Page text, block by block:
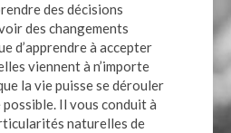
des décisions
des changements
d’apprendre à accepter
viennent à n’importe
la vie puisse se dérouler
possible. Il vous conduit à
naturelles de